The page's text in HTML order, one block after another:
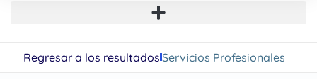
Regresar a los resultadosServicios Profesionales